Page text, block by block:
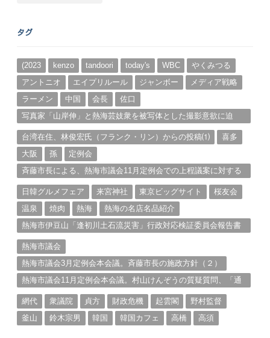
カ
ブ
タグ
(2023 kenzo tandoori today's WBC
やくみつる
アントニオ
エイプリルール ジャンボー
メディア戦略
ラーメン
中国 会長
佐口
写真家「山岸伸」と熱海芸妓衆を被写体とした撮影意欲に迫
台湾在住、林俊宏氏（フランク・リン）からの投稿⑴
喜多
大阪
孫
定例会
斉藤市長による、熱海市議会11月定例会での上程議案に対する
日韓グルメフェア
来宮神社 東京ビッグサイト
桜友会
温泉
焼肉 熱海
熱海の名店名品紹介
熱海市伊豆山「逢初川土石流災害」行政対応検証委員会報告書
熱海市議会
熱海市議会3月定例会本会議。斉藤市長の施政方針（２）
熱海市議会11月定例会本会議。村山けんぞうの質疑質問、「通
網代
衆議院 貞方 財政危機 起雲閣
野村監督
釜山
鈴木宗男 韓国 韓国カフェ 高橋 高須